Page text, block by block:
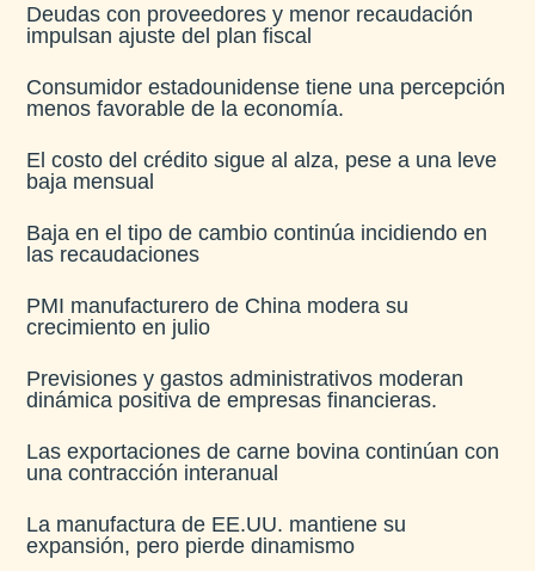
Deudas con proveedores y menor recaudación
impulsan ajuste del plan fiscal​
Consumidor estadounidense tiene una percepción
menos favorable de la economía​.
El costo del crédito sigue al alza, pese a una leve
baja mensual​
Baja en el tipo de cambio continúa incidiendo en
las recaudaciones​
PMI manufacturero de China modera su
crecimiento en julio​
Previsiones y gastos administrativos moderan
dinámica positiva de empresas financieras​.
Las exportaciones de carne bovina continúan con
una contracción interanual
La manufactura de EE.UU. mantiene su
expansión, pero pierde dinamismo